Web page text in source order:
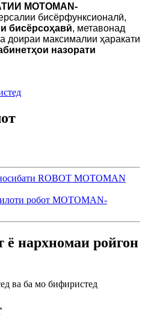
MOTOMAN-
бисёрфунксионалӣ,
бисёрсоҳавӣ, метавонад
доираи максималии ҳаракати
назорати
ROBOT MOTOMAN
робот MOTOMAN-
нархномаи ройгон
ва ба мо бифиристед